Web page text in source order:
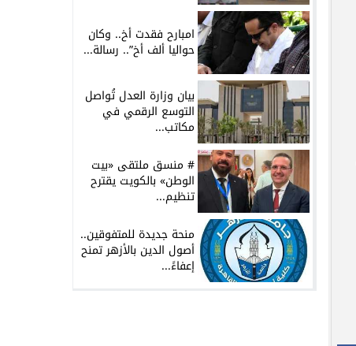
امبارح فقدت أخ.. وكان
حواليا ألف أخ”.. رسالة...
بيان وزارة العدل تُواصل
التوسع الرقمي في
مكاتب...
# منسق ملتقى «بيت
الوطن» بالكويت يقترح
تنظيم...
منحة جديدة للمتفوقين..
أصول الدين بالأزهر تمنح
إعفاءً...